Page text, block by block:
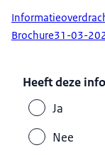
Brochure31-03-
Heeft deze
Ja
Nee